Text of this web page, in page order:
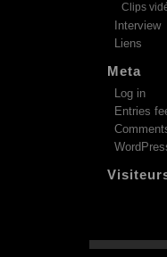
Clips
Interview
Liens
Meta
Log in
Entries